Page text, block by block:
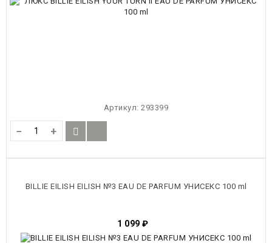
Артикул:293399
− +
BILLIE EILISH EILISH №3 EAU DE PARFUM УНИСЕКС 100 ml
1 099 ₽